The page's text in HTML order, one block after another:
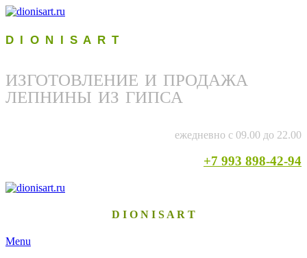
D I O N I S A R T
ИЗГОТОВЛЕНИЕ И ПРОДАЖА
ЛЕПНИНЫ ИЗ ГИПСА
ежедневно с 09.00 до 22.00
+7 993 898-42-94
D I O N I S A R T
Menu